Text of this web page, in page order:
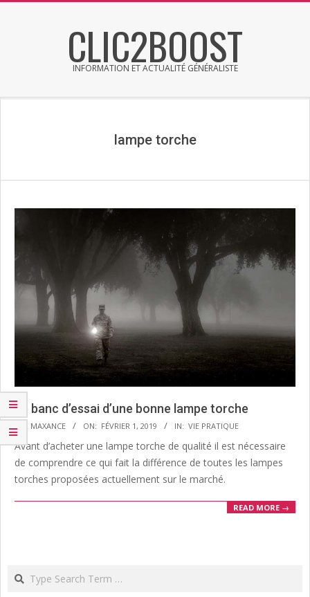
CLIC2BOOST
INFORMATION ET ACTUALITÉ GÉNÉRALISTE
lampe torche
Le banc d’essai d’une bonne lampe torche
2019-
01
MAXANCE ON: FÉVRIER 1, 2019 IN: VIE PRATIQUE
Avant d’acheter une lampe torche de qualité il est nécessaire
de comprendre ce qui fait la différence de toutes les lampes
torches proposées actuellement sur le marché.
READ MORE →
Search